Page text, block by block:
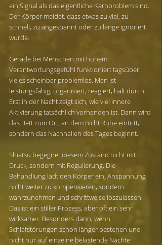
ein Signal als das eigentliche Kernproblem sind.
Der Körper meldet, dass etwas zu viel, zu
schnell, zu angespannt oder zu lange ignoriert
wurde.
Gerade bei Menschen mit hohem
Verantwortungsgefühl funktioniert tagsüber
vieles scheinbar problemlos. Man ist
leistungsfähig, organisiert, reagiert, hält durch.
Erst in der Nacht zeigt sich, wie viel innere
Aktivierung tatsächlich vorhanden ist. Dann wird
das Bett zum Ort, an dem nicht Ruhe eintritt,
sondern das Nachhallen des Tages beginnt.
Shiatsu begegnet diesem Zustand nicht mit
Druck, sondern mit Regulierung. Die
Behandlung lädt den Körper ein, Anspannung
nicht weiter zu kompensieren, sondern
wahrzunehmen und schrittweise loszulassen.
Das ist ein stiller Prozess, aber oft ein sehr
wirksamer. Besonders dann, wenn
Schlafstörungen schon länger bestehen und
nicht nur auf einzelne belastende Nächte